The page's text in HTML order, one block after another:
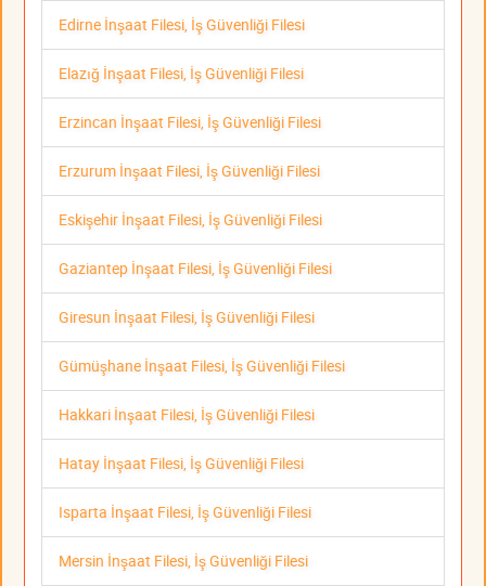
Edirne İnşaat Filesi, İş Güvenliği Filesi
Elazığ İnşaat Filesi, İş Güvenliği Filesi
Erzincan İnşaat Filesi, İş Güvenliği Filesi
Erzurum İnşaat Filesi, İş Güvenliği Filesi
Eskişehir İnşaat Filesi, İş Güvenliği Filesi
Gaziantep İnşaat Filesi, İş Güvenliği Filesi
Giresun İnşaat Filesi, İş Güvenliği Filesi
Gümüşhane İnşaat Filesi, İş Güvenliği Filesi
Hakkari İnşaat Filesi, İş Güvenliği Filesi
Hatay İnşaat Filesi, İş Güvenliği Filesi
Isparta İnşaat Filesi, İş Güvenliği Filesi
Mersin İnşaat Filesi, İş Güvenliği Filesi